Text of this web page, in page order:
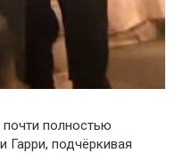
почти полностью
Гарри, подчёркивая